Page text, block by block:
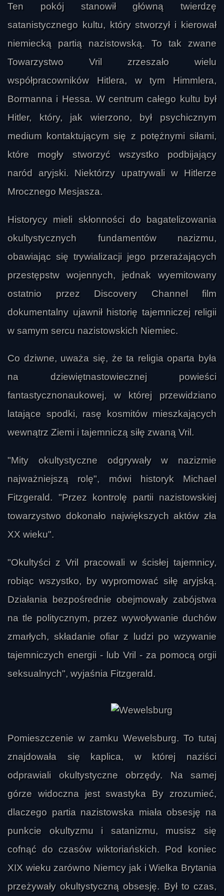
Ten pokój stanowił główną twierdzę
satanistycznego kultu, który stworzył i kierował
niemiecką partią nazistowską. To tak zwane
Towarzystwo Vril zrzeszało wielu
współpracowników Hitlera, w tym Himmlera,
Bormanna i Hessa. W centrum całego kultu był
Hitler, który, jak wierzono, był psychicznym
medium kontaktującym się z potężnymi siłami,
które mogły stworzyć wszystko podbijający
naród aryjski. Niektórzy upatrywali w Hitlerze
Mrocznego Mesjasza.
Historycy mieli skłonności do bagatelizowania
okultystycznych fundamentów nazizmu,
obawiając się trywializacji jego przerażających
przestępstw wojennych, jednak wyemitowany
ostatnio przez Discovery Channel film
dokumentalny ujawnił historię tajemniczej religii
w samym sercu nazistowskich Niemiec.
Co dziwne, uważa się, że ta religia oparta była
na dziewiętnastowiecznej powieści
fantastycznonaukowej, w której przewidziano
latające spodki, rasę kosmitów mieszkających
wewnątrz Ziemi i tajemniczą siłę zwaną Vril.
"Mity okultystyczne odgrywały w nazizmie
najważniejszą rolę", mówi historyk Michael
Fitzgerald. "Przez kontrolę partii nazistowskiej
towarzystwo dokonało największych aktów zła
XX wieku".
"Okultyści z Vril pracowali w ścisłej tajemnicy,
robiąc wszystko, by wypromować siłę aryjską.
Działania bezpośrednie obejmowały zabójstwa
na tle politycznym, przez wywoływanie duchów
zmarłych, składanie ofiar z ludzi po wzywanie
tajemniczych energii - lub Vril - za pomocą orgii
seksualnych", wyjaśnia Fitzgerald.
Pomieszczenie w zamku Wewelsburg. To tutaj
znajdowała się kaplica, w której naziści
odprawiali okultystyczne obrzędy. Na samej
górze widoczna jest swastyka By zrozumieć,
dlaczego partia nazistowska miała obsesję na
punkcie okultyzmu i satanizmu, musisz się
cofnąć do czasów wiktoriańskich. Pod koniec
XIX wieku zarówno Niemcy jak i Wielka Brytania
przeżywały okultystyczną obsesję. Był to czas,